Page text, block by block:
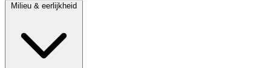
Milieu & eerlijkheid